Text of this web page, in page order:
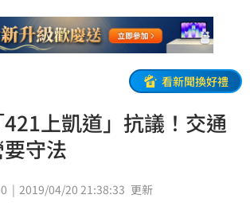
看新聞換好禮
上凱道」抗議！交通
守法
2019/04/20 21:38:33 更新